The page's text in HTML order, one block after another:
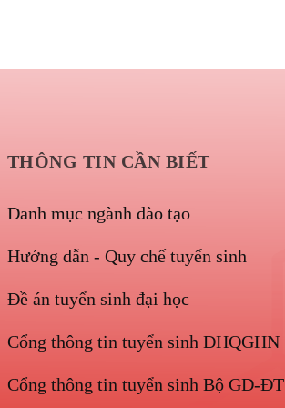
THÔNG TIN CẦN BIẾT
Danh mục ngành đào tạo
Hướng dẫn - Quy chế tuyển sinh
Đề án tuyển sinh đại học
Cổng thông tin tuyển sinh ĐHQGHN
Cổng thông tin tuyển sinh Bộ GD-ĐT